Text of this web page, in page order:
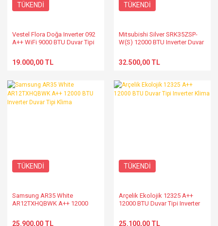
TÜKENDİ
Vestel Flora Doğa Inverter 092
A++ WiFi 9000 BTU Duvar Tipi
19.000,00 TL
TÜKENDİ
Mitsubishi Silver SRK35ZSP-
W(S) 12000 BTU Inverter Duvar
32.500,00 TL
TÜKENDİ
Samsung AR35 White
AR12TXHQBWK A++ 12000
25.900,00 TL
TÜKENDİ
Arçelik Ekolojik 12325 A++
12000 BTU Duvar Tipi Inverter
25.100,00 TL